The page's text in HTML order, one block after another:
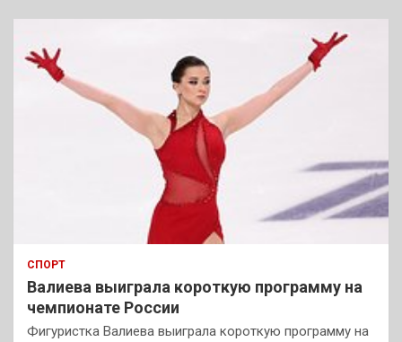
СПОРТ
Валиева выиграла короткую программу на
чемпионате России
Фигуристка Валиева выиграла короткую программу на